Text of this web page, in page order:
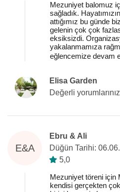
Mezuniyet balomuz
sağladık.
attığımız bu günde
gelenin çok çok
eksiksizdi.
yakalanmamıza
eğlencemize devam
Elisa Garden
Değerli
E&A
Ebru & Ali
Düğün Tarihi:
5,0
Mezuniyet töreni için
kendisi gerçekten